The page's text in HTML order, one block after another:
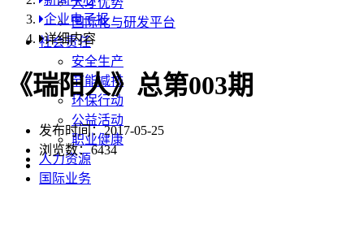
人才优势
国际化与研发平台
社会责任
安全生产
节能减排
环保行动
公益活动
职业健康
人力资源
国际业务
企业电子报
详细内容
《瑞阳人》总第003期
发布时间：2017-05-25
浏览数：6434